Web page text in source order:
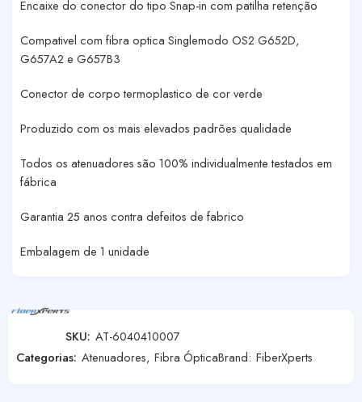
Encaixe do conector do tipo Snap-in com patilha retenção
Compativel com fibra optica Singlemodo OS2 G652D,
G657A2 e G657B3
Conector de corpo termoplastico de cor verde
Produzido com os mais elevados padrões qualidade
Todos os atenuadores são 100% individualmente testados em
fábrica
Garantia 25 anos contra defeitos de fabrico
Embalagem de 1 unidade
SKU: AT-6040410007
Categorias: Atenuadores, Fibra ÓpticaBrand: FiberXperts